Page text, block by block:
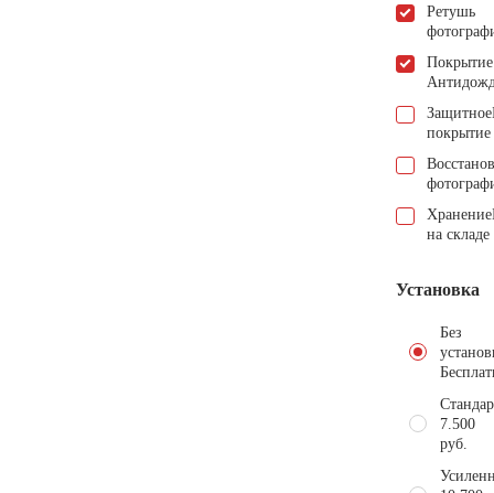
Ретушь
Покрытие
Защитное
покрытие
Хранение
на складе
Установка
Без
7.500
руб.